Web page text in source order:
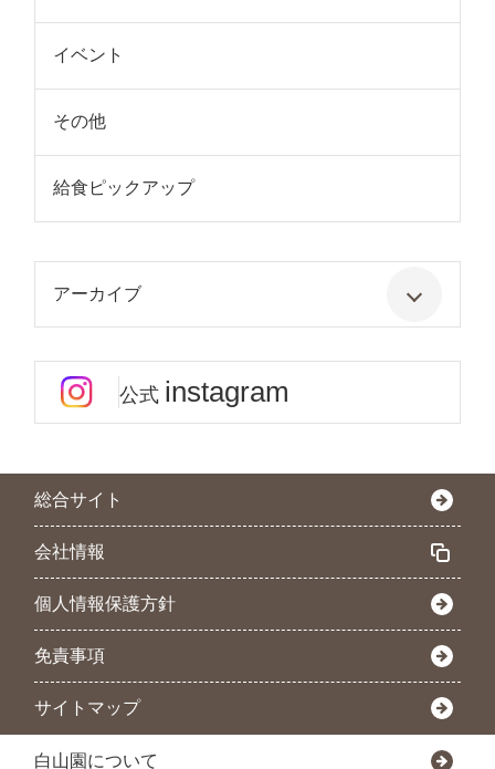
イベント
その他
給食ピックアップ
アーカイブ
公式 instagram
総合サイト
会社情報
個人情報保護方針
免責事項
サイトマップ
白山園について